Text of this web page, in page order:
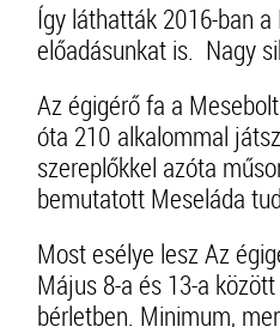
Így láthatták 2016-ban
előadásunkat is. Nagy
Az égigérő fa a
óta 210 alkalommal
szereplőkkel azóta
bemutatott Meseláda
Most esélye lesz Az
Május 8-a és 13-a
bérletben. Minimum,